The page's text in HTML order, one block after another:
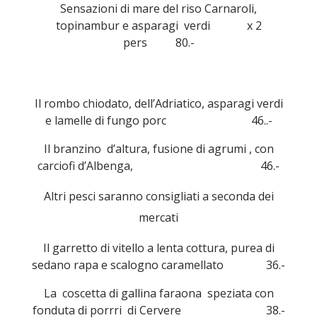
Sensazioni di mare del riso Carnaroli,
topinambur e asparagi verdi x 2
pers 80.-
Il rombo chiodato, dell’Adriatico, asparagi verdi
e lamelle di fungo porc 46..-
Il branzino d’altura, fusione di agrumi , con
carciofi d’Albenga, 46.-
Altri pesci saranno consigliati a seconda dei
mercati
Il garretto di vitello a lenta cottura, purea di
sedano rapa e scalogno caramellato 36.-
La coscetta di gallina faraona speziata con
fonduta di porrri di Cervere 38.-